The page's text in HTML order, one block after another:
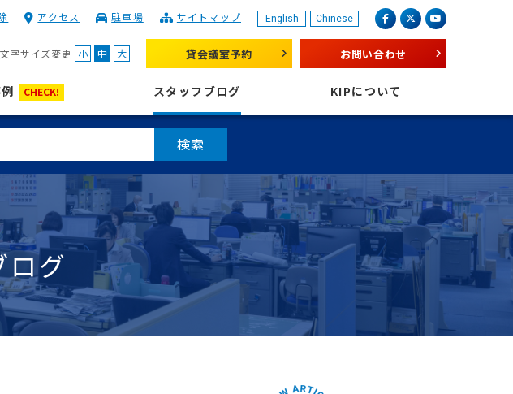
公益財団法人 神奈川産業振興センター English Chinese facebookX（旧 twitter）
youtube
アクセス 駐車場 サイトマップ
文字サイズ変更 小 中 大 貸会議室予約 お問い合わせ
CHECK! スタッフブログ KIPについて
検索
ログ